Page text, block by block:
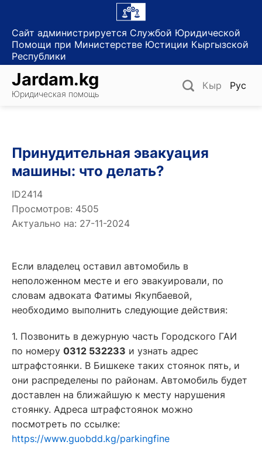
content
Сайт администрируется Службой Юридической
Помощи при Министерстве Юстиции Кыргызской
Республики
Jardam.kg
Юридическая помощь
Кыр Рус
Принудительная эвакуация
машины: что делать?
ID2414
Просмотров: 4505
Актуально на: 27-11-2024
Если владелец оставил автомобиль в
неположенном месте и его эвакуировали, по
словам адвоката Фатимы Якупбаевой,
необходимо выполнить следующие действия:
1. Позвонить в дежурную часть Городского ГАИ
по номеру 0312 532233 и узнать адрес
штрафстоянки. В Бишкеке таких стоянок пять, и
они распределены по районам. Автомобиль будет
доставлен на ближайшую к месту нарушения
стоянку. Адреса штрафстоянок можно
посмотреть по ссылке:
https://www.guobdd.kg/parkingfine